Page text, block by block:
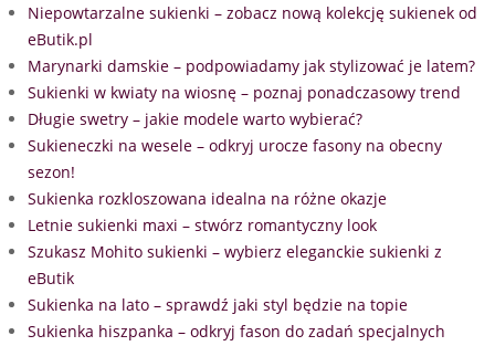
Niepowtarzalne sukienki – zobacz nową kolekcję sukienek od
eButik.pl
Marynarki damskie – podpowiadamy jak stylizować je latem?
Sukienki w kwiaty na wiosnę – poznaj ponadczasowy trend
Długie swetry – jakie modele warto wybierać?
Sukieneczki na wesele – odkryj urocze fasony na obecny
sezon!
Sukienka rozkloszowana idealna na różne okazje
Letnie sukienki maxi – stwórz romantyczny look
Szukasz Mohito sukienki – wybierz eleganckie sukienki z
eButik
Sukienka na lato – sprawdź jaki styl będzie na topie
Sukienka hiszpanka – odkryj fason do zadań specjalnych